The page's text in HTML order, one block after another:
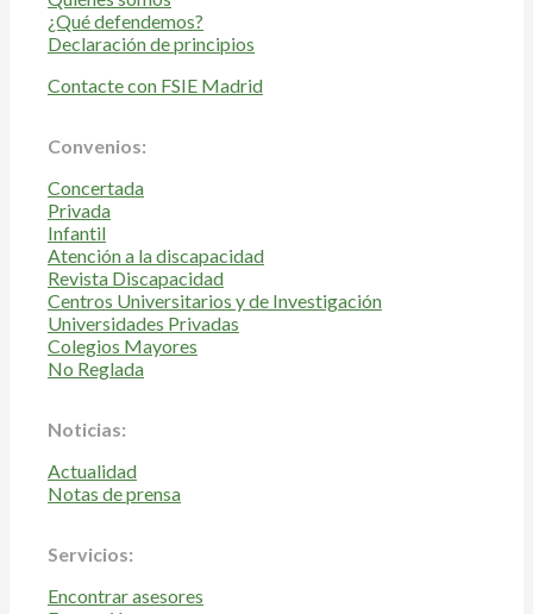
¿Qué defendemos?
Declaración de principios
Contacte con FSIE Madrid
Convenios:
Concertada
Privada
Infantil
Atención a la discapacidad
Revista Discapacidad
Centros Universitarios y de Investigación
Universidades Privadas
Colegios Mayores
No Reglada
Noticias:
Actualidad
Notas de prensa
Servicios:
Encontrar asesores